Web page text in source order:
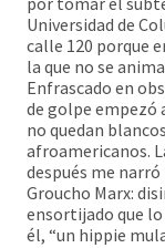
Universidad de
calle 120 porque
la que no se
Enfrascado en
de golpe empezó
no quedan
afroamericanos.
después me
Groucho Marx:
ensortijado que
él, “un hippie